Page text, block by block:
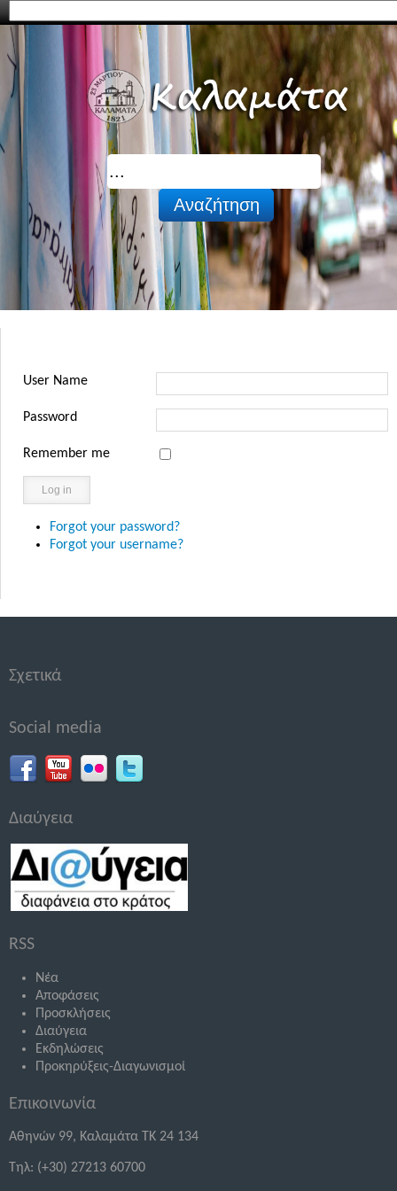
User Name
Password
Remember me
Log in
Forgot your password?
Forgot your username?
Σχετικά
Social media
Διαύγεια
RSS
Νέα
Αποφάσεις
Προσκλήσεις
Διαύγεια
Εκδηλώσεις
Προκηρύξεις-Διαγωνισμοί
Επικοινωνία
Αθηνών 99, Καλαμάτα ΤΚ 24 134
Τηλ: (+30) 27213 60700